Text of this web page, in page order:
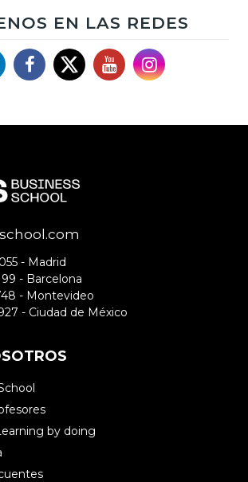
EN LAS REDES
Facebook
X YouTubeInstagram
- Madrid
- Barcelona
- Montevideo
- Ciudad de México
by doing